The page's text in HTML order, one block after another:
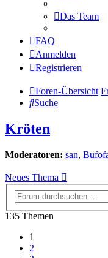
Das Team
FAQ
Anmelden
Registrieren
Foren-Übersicht
Suche
Kröten
Moderatoren: san,
Neues Thema
135 Themen
1
2